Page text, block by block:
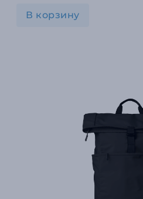
В корзину